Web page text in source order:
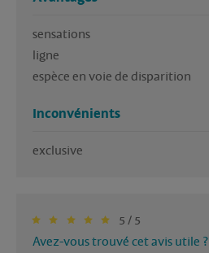
sensations
ligne
espèce en voie de disparition
Inconvénients
exclusive
5 / 5
Avez-vous trouvé cet avis utile ?